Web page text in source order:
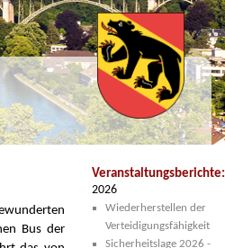
Bus der
Veranstaltungsberichte:
2026
Wiederherstellen der
Verteidigungsfähigkeit
Sicherheitslage 2026 -